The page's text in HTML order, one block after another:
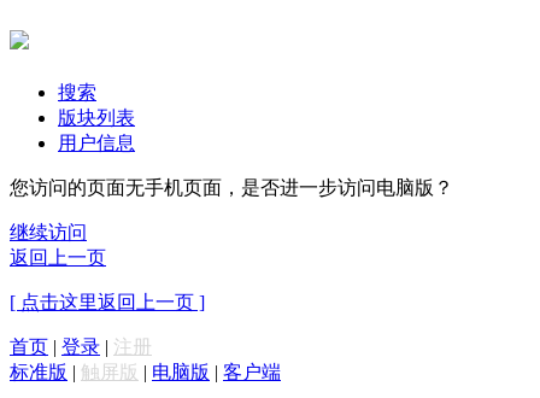
搜索
版块列表
用户信息
您访问的页面无手机页面，是否进一步访问电脑版？
继续访问
返回上一页
[ 点击这里返回上一页 ]
首页 | 登录 | 注册
标准版 | 触屏版 | 电脑版 | 客户端